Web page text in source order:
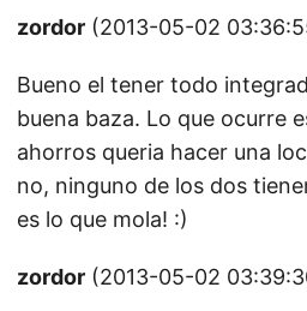
zordor (2013-05-02
Bueno el tener todo
buena baza. Lo que ocurre
ahorros queria hacer una
no, ninguno de los dos
es lo que mola! :)
zordor (2013-05-02